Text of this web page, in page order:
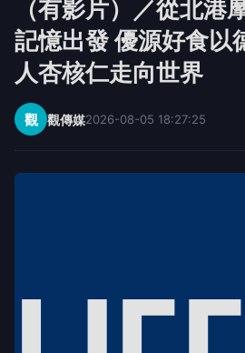
（有影片）／從北港
記憶出發 優源好食以
人杏核仁走向世界
觀 觀傳媒2026-08-05 18:27:25